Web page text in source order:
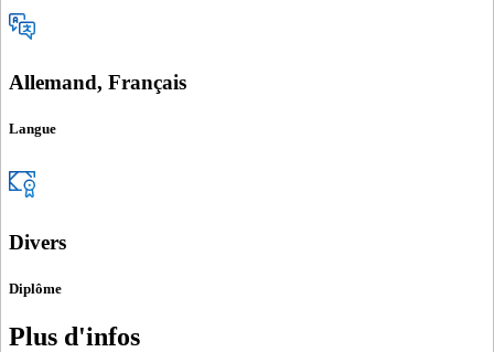
Allemand, Français
Langue
Divers
Diplôme
Plus d'infos